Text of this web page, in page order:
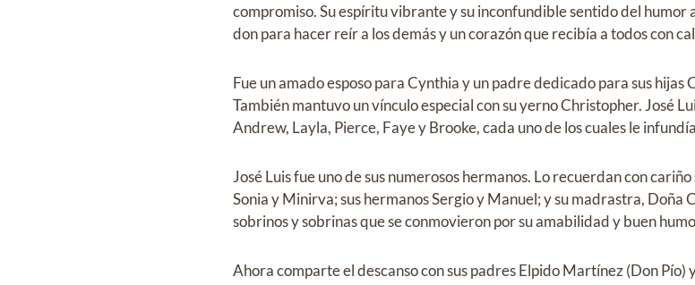
compromiso. Su espíritu vibrante y su inconfundible sentido del humor
don para hacer reír a los demás y un corazón que recibía a todos con
Fue un amado esposo para Cynthia y un padre dedicado para sus
También mantuvo un vínculo especial con su yerno Christopher. José
Andrew, Layla, Pierce, Faye y Brooke, cada uno de los cuales le
José Luis fue uno de sus numerosos hermanos. Lo recuerdan con
Sonia y Minirva; sus hermanos Sergio y Manuel; y su madrastra, Doña
sobrinos y sobrinas que se conmovieron por su amabilidad y buen
Ahora comparte el descanso con sus padres Elpido Martínez (Don